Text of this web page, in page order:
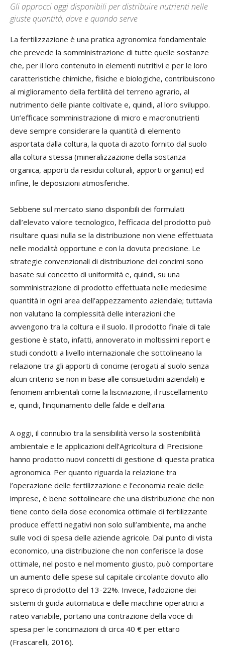
Gli approcci oggi disponibili per distribuire nutrienti nelle
giuste quantità, dove e quando serve
La fertilizzazione è una pratica agronomica fondamentale
che prevede la somministrazione di tutte quelle sostanze
che, per il loro contenuto in elementi nutritivi e per le loro
caratteristiche chimiche, fisiche e biologiche, contribuiscono
al miglioramento della fertilità del terreno agrario, al
nutrimento delle piante coltivate e, quindi, al loro sviluppo.
Un’efficace somministrazione di micro e macronutrienti
deve sempre considerare la quantità di elemento
asportata dalla coltura, la quota di azoto fornito dal suolo
alla coltura stessa (mineralizzazione della sostanza
organica, apporti da residui colturali, apporti organici) ed
infine, le deposizioni atmosferiche.
Sebbene sul mercato siano disponibili dei formulati
dall’elevato valore tecnologico, l’efficacia del prodotto può
risultare quasi nulla se la distribuzione non viene effettuata
nelle modalità opportune e con la dovuta precisione. Le
strategie convenzionali di distribuzione dei concimi sono
basate sul concetto di uniformità e, quindi, su una
somministrazione di prodotto effettuata nelle medesime
quantità in ogni area dell’appezzamento aziendale; tuttavia
non valutano la complessità delle interazioni che
avvengono tra la coltura e il suolo. Il prodotto finale di tale
gestione è stato, infatti, annoverato in moltissimi report e
studi condotti a livello internazionale che sottolineano la
relazione tra gli apporti di concime (erogati al suolo senza
alcun criterio se non in base alle consuetudini aziendali) e
fenomeni ambientali come la lisciviazione, il ruscellamento
e, quindi, l’inquinamento delle falde e dell’aria.
A oggi, il connubio tra la sensibilità verso la sostenibilità
ambientale e le applicazioni dell’Agricoltura di Precisione
hanno prodotto nuovi concetti di gestione di questa pratica
agronomica. Per quanto riguarda la relazione tra
l’operazione delle fertilizzazione e l’economia reale delle
imprese, è bene sottolineare che una distribuzione che non
tiene conto della dose economica ottimale di fertilizzante
produce effetti negativi non solo sull’ambiente, ma anche
sulle voci di spesa delle aziende agricole. Dal punto di vista
economico, una distribuzione che non conferisce la dose
ottimale, nel posto e nel momento giusto, può comportare
un aumento delle spese sul capitale circolante dovuto allo
spreco di prodotto del 13-22%. Invece, l’adozione dei
sistemi di guida automatica e delle macchine operatrici a
rateo variabile, portano una contrazione della voce di
spesa per le concimazioni di circa 40 € per ettaro
(Frascarelli, 2016).